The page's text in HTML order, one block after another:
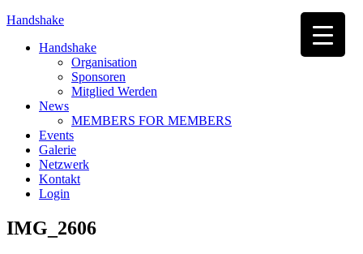
Handshake
Handshake
Organisation
Sponsoren
Mitglied Werden
News
MEMBERS FOR MEMBERS
Events
Galerie
Netzwerk
Kontakt
Login
IMG_2606